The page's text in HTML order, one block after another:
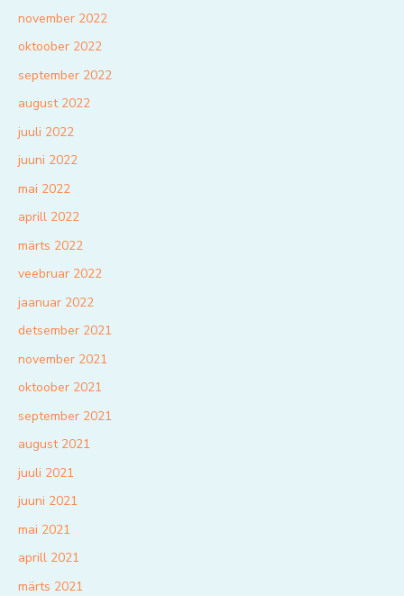
november 2022
oktoober 2022
september 2022
august 2022
juuli 2022
juuni 2022
mai 2022
aprill 2022
märts 2022
veebruar 2022
jaanuar 2022
detsember 2021
november 2021
oktoober 2021
september 2021
august 2021
juuli 2021
juuni 2021
mai 2021
aprill 2021
märts 2021